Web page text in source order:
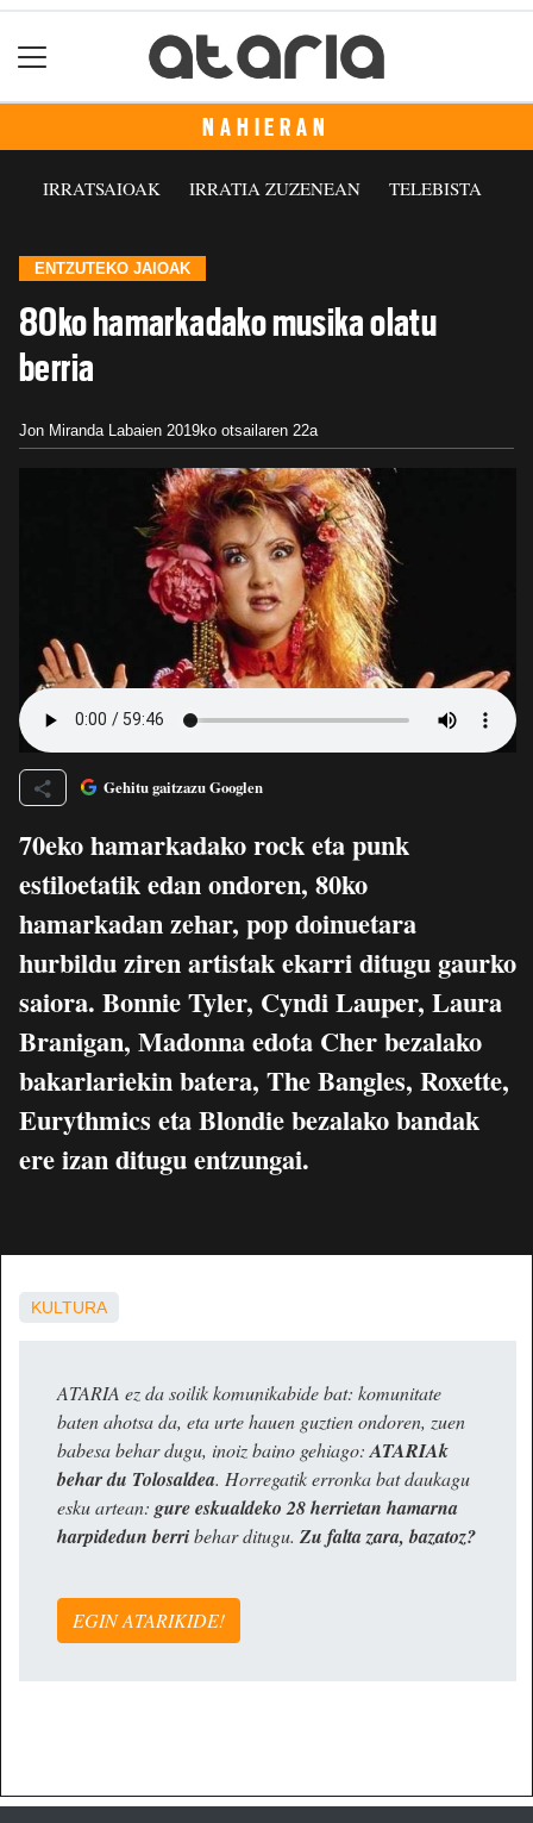
NAHIERAN
IRRATSAIOAK IRRATIA ZUZENEAN TELEBISTA
ENTZUTEKO JAIOAK
80ko hamarkadako musika olatu
berria
Jon Miranda Labaien 2019ko otsailaren 22a
Gehitu gaitzazu Googlen
70eko hamarkadako rock eta punk
estiloetatik edan ondoren, 80ko
hamarkadan zehar, pop doinuetara
hurbildu ziren artistak ekarri ditugu gaurko
saiora. Bonnie Tyler, Cyndi Lauper, Laura
Branigan, Madonna edota Cher bezalako
bakarlariekin batera, The Bangles, Roxette,
Eurythmics eta Blondie bezalako bandak
ere izan ditugu entzungai.
KULTURA
ATARIA ez da soilik komunikabide bat: komunitate
baten ahotsa da, eta urte hauen guztien ondoren, zuen
babesa behar dugu, inoiz baino gehiago: ATARIAk
behar du Tolosaldea. Horregatik erronka bat daukagu
esku artean: gure eskualdeko 28 herrietan hamarna
harpidedun berribehar ditugu. Zu falta zara, bazatoz?
EGIN ATARIKIDE!